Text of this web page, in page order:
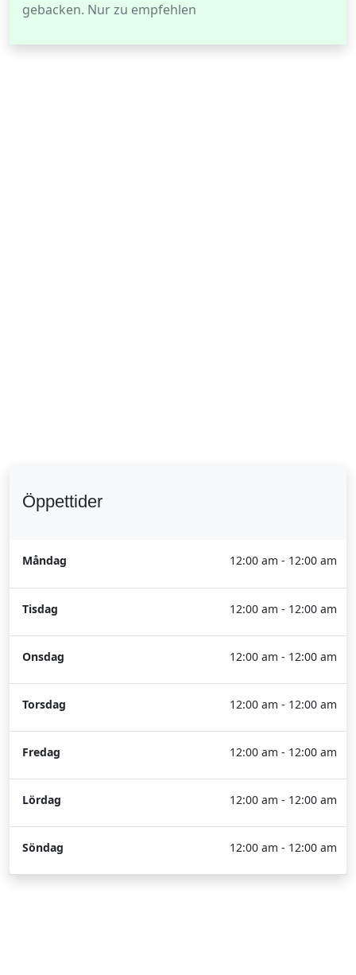
gebacken. Nur zu empfehlen
Öppettider
Måndag 12:00 am - 12:00 am
Tisdag 12:00 am - 12:00 am
Onsdag 12:00 am - 12:00 am
Torsdag 12:00 am - 12:00 am
Fredag 12:00 am - 12:00 am
Lördag 12:00 am - 12:00 am
Söndag 12:00 am - 12:00 am